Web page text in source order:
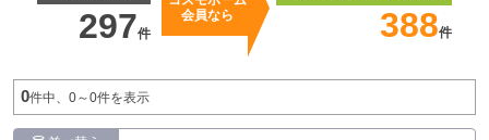
297件
会員なら
388件
0件中、0～0件を表示